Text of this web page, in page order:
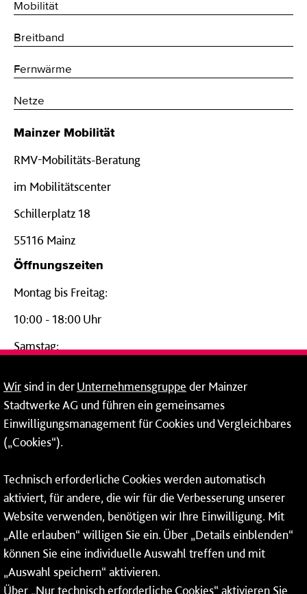
Mobilität
Breitband
Fernwärme
Netze
Mainzer Mobilität
RMV-Mobilitäts-Beratung
im Mobilitätscenter
Schillerplatz 18
55116 Mainz
Öffnungszeiten
Montag bis Freitag:
10:00 - 18:00 Uhr
Samstag:
24-Stunden-Telefon*
06131 – 12 77 77
Fax: 06131 – 12 66 66
* Montags bis freitags bis 7 und ab 18 Uhr sowie an
Wochenenden und Feiertagen ganztags werden Ihre
Anrufe je nach Themenauswahl an ein Callcenter des
RMV oder von nextbike weitergeleitet. Dort erhalten Sie
ausschließlich Auskünfte zum Fahrplan bzw. zu
meinRad.
Wirsind in derUnternehmensgruppe der Mainzer
Stadtwerke AG und führen ein gemeinsames
Einwilligungsmanagement für Cookies und Vergleichbares
(„Cookies“).
Technisch erforderliche Cookies werden automatisch
aktiviert, für andere, die wir für die Verbesserung unserer
Website verwenden, benötigen wir Ihre Einwilligung. Mit
„Alle erlauben“ willigen Sie ein. Über „Details einblenden“
können Sie eine individuelle Auswahl treffen und mit
„Auswahl speichern“ aktivieren.
Über „Nur technisch erforderliche Cookies“ aktivieren Sie